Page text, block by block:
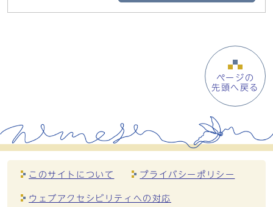
ページの
先頭へ戻る
このサイトについて プライバシーポリシー
ウェブアクセシビリティへの対応